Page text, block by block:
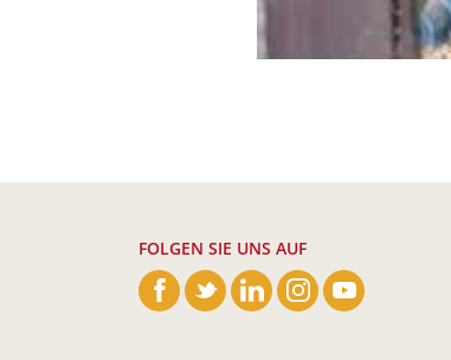
FOLGEN SIE UNS AUF